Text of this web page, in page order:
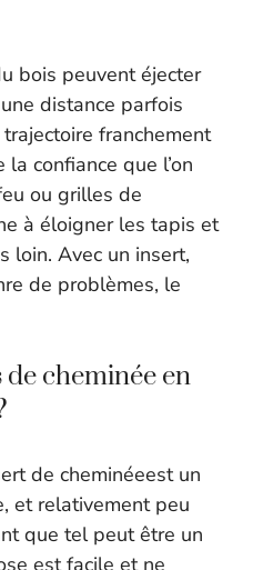
bois peuvent éjecter
distance parfois
franchement
confiance que l’on
ou grilles de
à éloigner les tapis et
loin. Avec un insert,
de problèmes, le
cheminée en
de cheminéeest un
et relativement peu
que tel peut être un